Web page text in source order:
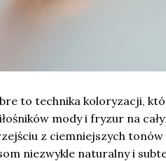
to technika koloryzacji,
mody i fryzur na
z ciemniejszych tonów
niezwykle naturalny i